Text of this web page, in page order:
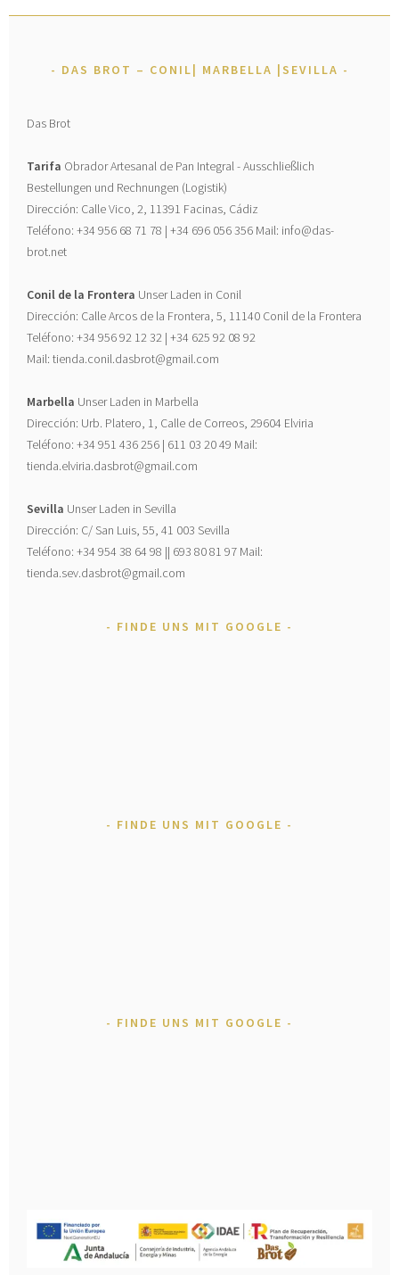
DAS BROT – CONIL| MARBELLA |SEVILLA
Das Brot
Tarifa Obrador Artesanal de Pan Integral - Ausschließlich
Bestellungen und Rechnungen (Logistik)
Dirección: Calle Vico, 2, 11391 Facinas, Cádiz
Teléfono: +34 956 68 71 78 | +34 696 056 356 Mail: info@das-
brot.net
Conil de la Frontera Unser Laden in Conil
Dirección: Calle Arcos de la Frontera, 5, 11140 Conil de la Frontera
Teléfono: +34 956 92 12 32 | +34 625 92 08 92
Mail: tienda.conil.dasbrot@gmail.com
Marbella Unser Laden in Marbella
Dirección: Urb. Platero, 1, Calle de Correos, 29604 Elviria
Teléfono: +34 951 436 256 | 611 03 20 49 Mail:
tienda.elviria.dasbrot@gmail.com
Sevilla Unser Laden in Sevilla
Dirección: C/ San Luis, 55, 41 003 Sevilla
Teléfono: +34 954 38 64 98 || 693 80 81 97 Mail:
tienda.sev.dasbrot@gmail.com
FINDE UNS MIT GOOGLE
FINDE UNS MIT GOOGLE
FINDE UNS MIT GOOGLE